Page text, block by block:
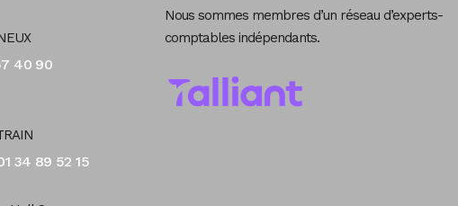
40 90
34 89 52 15
Nous sommes membres d’un réseau d’experts-
comptables indépendants.